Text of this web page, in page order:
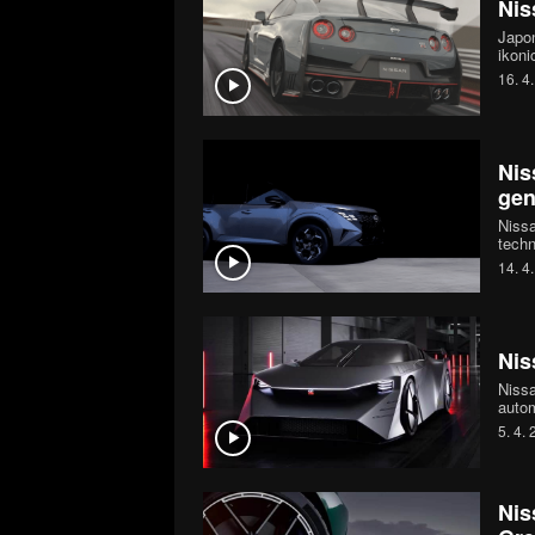
16.
14.
5. 4.